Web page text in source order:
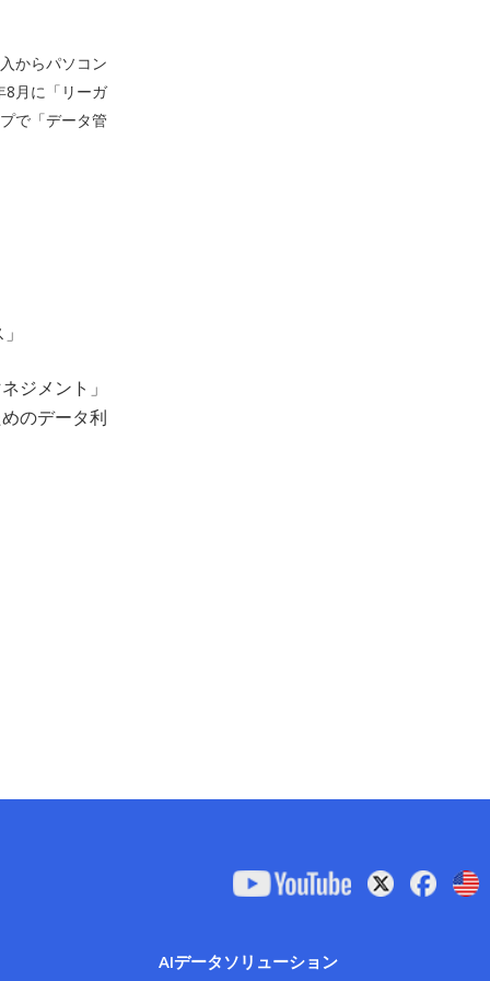
からパソコン
8月に「リーガ
で「データ管
ジメント」
のデータ利
AIデータソリューション